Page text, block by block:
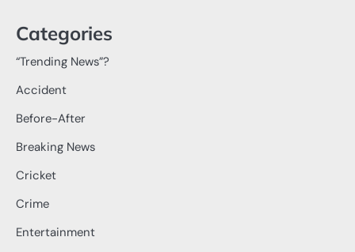
Categories
“Trending News”?
Accident
Before-After
Breaking News
Cricket
Crime
Entertainment